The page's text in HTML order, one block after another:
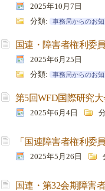
2025年10月7日
分類:
事務局からのお
国連・障害者権利委
2025年6月25日
分類:
事務局からのお
第5回WFD国際研究
2025年6月4日
「国連障害者権利委
2025年5月26日
国連・第32会期障害